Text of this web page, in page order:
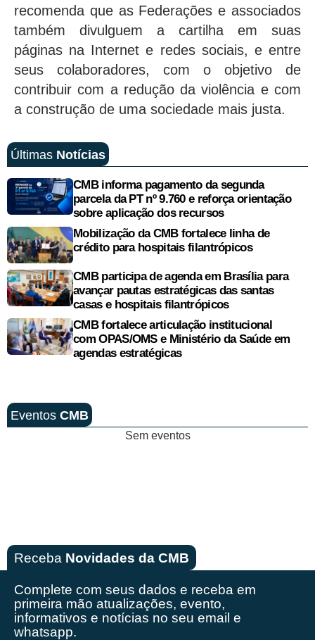
recomenda que as Federações e associados
também divulguem a cartilha em suas
páginas na Internet e redes sociais, e entre
seus colaboradores, com o objetivo de
contribuir com a redução da violência e com
a construção de uma sociedade mais justa.
Últimas Notícias
CMB informa pagamento da segunda
parcela da PT nº 9.760 e reforça orientação
sobre aplicação dos recursos
Mobilização da CMB fortalece linha de
crédito para hospitais filantrópicos
CMB participa de agenda em Brasília para
avançar pautas estratégicas das santas
casas e hospitais filantrópicos
CMB fortalece articulação institucional
com OPAS/OMS e Ministério da Saúde em
agendas estratégicas
Eventos CMB
Sem eventos
Receba Novidades da CMB
Complete com seus dados e receba em
primeira mão atualizações, evento,
informativos e notícias no seu email e
whatsapp.